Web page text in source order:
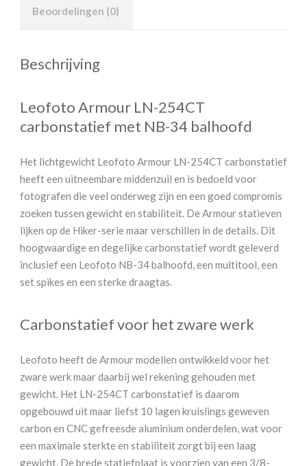
Beoordelingen (0)
Beschrijving
Leofoto Armour LN-254CT
carbonstatief met NB-34 balhoofd
Het lichtgewicht Leofoto Armour LN-254CT carbonstatief
heeft een uitneembare middenzuil en is bedoeld voor
fotografen die veel onderweg zijn en een goed compromis
zoeken tussen gewicht en stabiliteit. De Armour statieven
lijken op de Hiker-serie maar verschillen in de details. Dit
hoogwaardige en degelijke carbonstatief wordt geleverd
inclusief een Leofoto NB-34 balhoofd, een multitool, een
set spikes en een sterke draagtas.
Carbonstatief voor het zware werk
Leofoto heeft de Armour modellen ontwikkeld voor het
zware werk maar daarbij wel rekening gehouden met
gewicht. Het LN-254CT carbonstatief is daarom
opgebouwd uit maar liefst 10 lagen kruislings geweven
carbon en CNC gefreesde aluminium onderdelen, wat voor
een maximale sterkte en stabiliteit zorgt bij een laag
gewicht. De brede statiefplaat is voorzien van een 3/8-